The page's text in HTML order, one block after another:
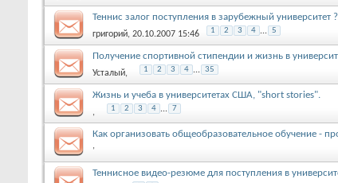
Теннис залог поступления в зарубежный университет ?
григорий, 20.10.2007 15:46 1 2 3 4 ... 5
Получение спортивной стипендии и жизнь в
Усталый, 1 2 3 4 ... 35
Жизнь и учеба в университетах США, "short stories".
, 1 2 3 4 ... 7
Как организовать общеобразовательное обучение -
,
Теннисное видео-резюме для поступления в